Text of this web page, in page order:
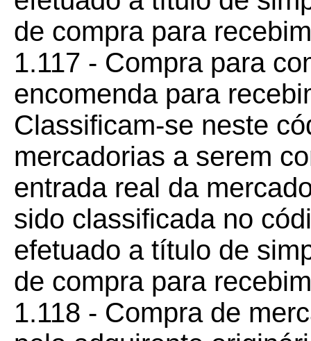
de compra para
1.117 - Compra para
encomenda para
Classificam-se neste
mercadorias a serem
entrada real da
sido classificada no
efetuado a título de
de compra para
1.118 - Compra de